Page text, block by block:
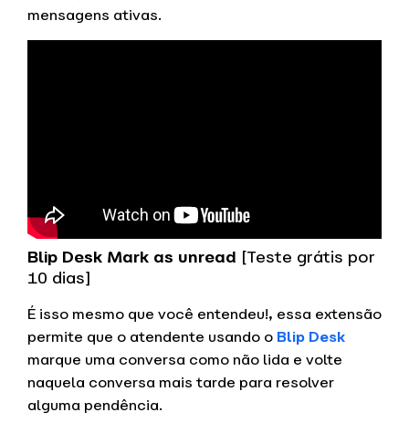
mensagens ativas.
Blip Desk Mark as unread [Teste grátis por
10 dias]
É isso mesmo que você entendeu!, essa extensão
permite que o atendente usando o Blip Desk
marque uma conversa como não lida e volte
naquela conversa mais tarde para resolver
alguma pendência.